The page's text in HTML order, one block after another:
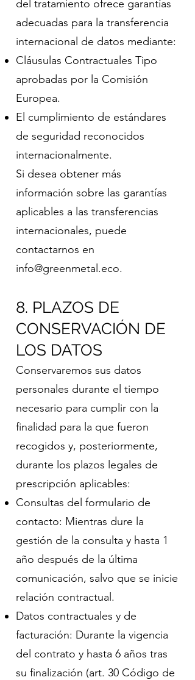
del tratamiento ofrece garantías
adecuadas para la transferencia
internacional de datos mediante:
Cláusulas Contractuales Tipo
aprobadas por la Comisión
Europea.
El cumplimiento de estándares
de seguridad reconocidos
internacionalmente.
Si desea obtener más
información sobre las garantías
aplicables a las transferencias
internacionales, puede
contactarnos en
info@greenmetal.eco.
8. PLAZOS DE
CONSERVACIÓN DE
LOS DATOS
Conservaremos sus datos
personales durante el tiempo
necesario para cumplir con la
finalidad para la que fueron
recogidos y, posteriormente,
durante los plazos legales de
prescripción aplicables:
Consultas del formulario de
contacto: Mientras dure la
gestión de la consulta y hasta 1
año después de la última
comunicación, salvo que se inicie
relación contractual.
Datos contractuales y de
facturación: Durante la vigencia
del contrato y hasta 6 años tras
su finalización (art. 30 Código de